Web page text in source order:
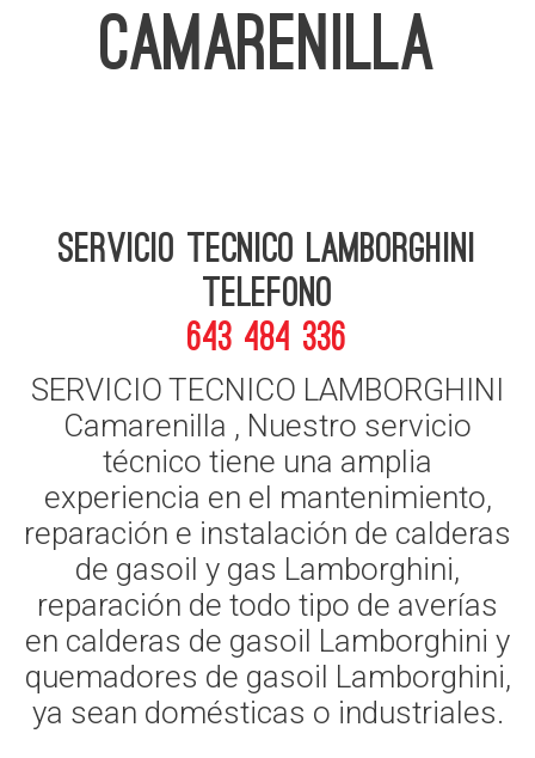
CAMARENILLA
Servicio Tecnico Lamborghini
telefono
643 484 336
SERVICIO TECNICO LAMBORGHINI
Camarenilla , Nuestro servicio
técnico tiene una amplia
experiencia en el mantenimiento,
reparación e instalación de calderas
de gasoil y gas Lamborghini,
reparación de todo tipo de averías
en calderas de gasoil Lamborghini y
quemadores de gasoil Lamborghini,
ya sean domésticas o industriales.